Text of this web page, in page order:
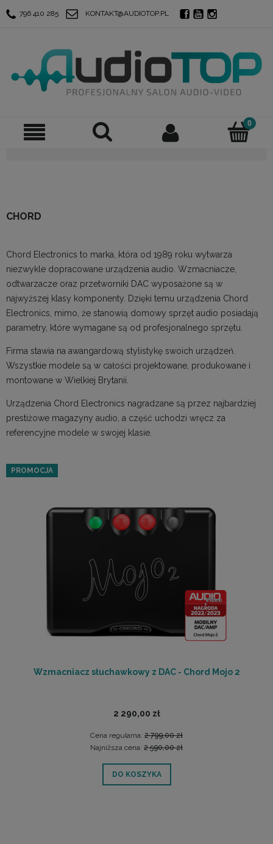
796 410 285 KONTAKT@AUDIOTOP.PL
CHORD
Chord Electronics to marka, która od 1989 roku wytwarza
niezwykle dopracowane urządzenia audio. Wzmacniacze,
odtwarzacze oraz przetworniki DAC wyposażone są w
najwyższej klasy komponenty. Dzięki temu urządzenia Chord
Electronics, mimo, że stanowią domowy sprzęt audio posiadają
parametry, które wymagane są od profesjonalnego sprzętu.
Firma stawia na awangardową stylistykę swoich urządzeń.
Wszystkie modele są w całości projektowane, produkowane i
montowane w Wielkiej Brytanii.
Urządzenia Chord Electronics nagradzane są przez najbardziej
prestiżowe magazyny audio, a część uchodzi wręcz za
referencyjne modele w swojej klasie.
Wzmacniacz słuchawkowy z DAC - Chord Mojo 2
2 290,00 zł
Cena regularna: 2 799,00 zł
Najniższa cena: 2 590,00 zł
DO KOSZYKA
PROMOCJA